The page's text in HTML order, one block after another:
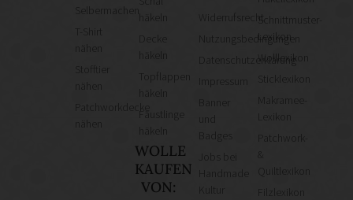
Selbermachen
T-Shirt
Stofftier
Patchworkdecke
häkeln
Topflappen
häkeln
Fäustlinge
häkeln
WOLLE
KAUFEN
VON:
Widerrufsrecht
Nutzungsbedingungen
Datenschutzerklärung
Kultur
Schnittmuster-
Lexikon
Wolllexikon
Sticklexikon
Makramee-
Lexikon
Patchwork-
&
Quiltlexikon
Filzlexikon